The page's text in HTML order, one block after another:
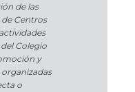
de las
Centros
Colegio
y
o